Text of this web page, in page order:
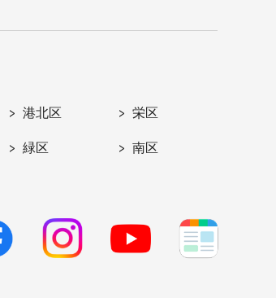
港北区 栄区
緑区 南区